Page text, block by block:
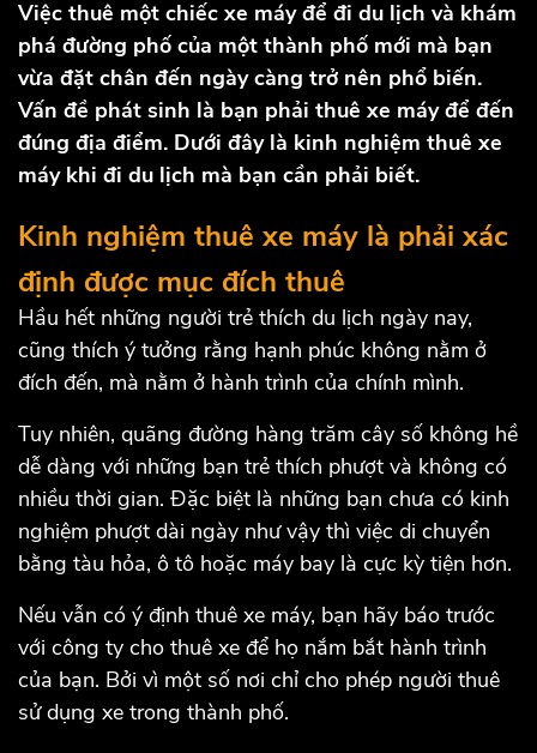
Việc thuê một chiếc xe máy để đi du lịch và khám
phá đường phố của một thành phố mới mà bạn
vừa đặt chân đến ngày càng trở nên phổ biến.
Vấn đề phát sinh là bạn phải thuê xe máy để đến
đúng địa điểm. Dưới đây là kinh nghiệm thuê xe
máy khi đi du lịch mà bạn cần phải biết.
Kinh nghiệm thuê xe máy là phải xác
định được mục đích thuê
Hầu hết những người trẻ thích du lịch ngày nay,
cũng thích ý tưởng rằng hạnh phúc không nằm ở
đích đến, mà nằm ở hành trình của chính mình.
Tuy nhiên, quãng đường hàng trăm cây số không hề
dễ dàng với những bạn trẻ thích phượt và không có
nhiều thời gian. Đặc biệt là những bạn chưa có kinh
nghiệm phượt dài ngày như vậy thì việc di chuyển
bằng tàu hỏa, ô tô hoặc máy bay là cực kỳ tiện hơn.
Nếu vẫn có ý định thuê xe máy, bạn hãy báo trước
với công ty cho thuê xe để họ nắm bắt hành trình
của bạn. Bởi vì một số nơi chỉ cho phép người thuê
sử dụng xe trong thành phố.